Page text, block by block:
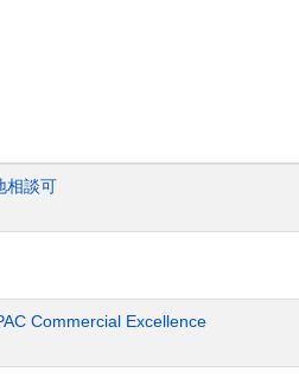
相談可
Commercial Excellence